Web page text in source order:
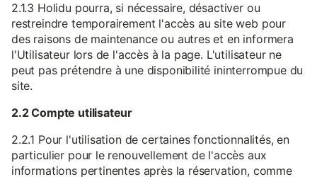
2.1.3 Holidu pourra, si nécessaire, désactiver ou
restreindre temporairement l'accès au site web pour
des raisons de maintenance ou autres et en informera
l'Utilisateur lors de l'accès à la page. L'utilisateur ne
peut pas prétendre à une disponibilité ininterrompue du
site.
2.2 Compte utilisateur
2.2.1 Pour l'utilisation de certaines fonctionnalités, en
particulier pour le renouvellement de l'accès aux
informations pertinentes après la réservation, comme